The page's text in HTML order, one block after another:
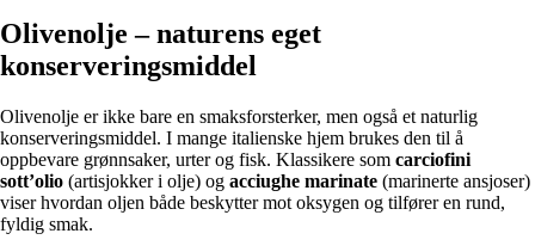
Olivenolje – naturens eget
konserveringsmiddel
Olivenolje er ikke bare en smaksforsterker, men også et naturlig
konserveringsmiddel. I mange italienske hjem brukes den til å
oppbevare grønnsaker, urter og fisk. Klassikere som carciofini
sott’olio (artisjokker i olje) og acciughe marinate (marinerte ansjoser)
viser hvordan oljen både beskytter mot oksygen og tilfører en rund,
fyldig smak.